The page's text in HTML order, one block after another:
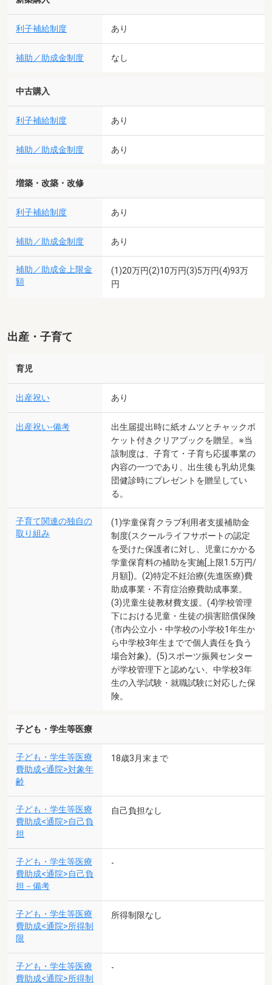
利子補給制度 あり
補助／助成金制度 なし
中古購入
利子補給制度 あり
補助／助成金制度 あり
増築・改築・改修
利子補給制度 あり
補助／助成金制度 あり
補助／助成金上限金
額
(1)20万円(2)10万円(3)5万円(4)93万
円
出産・子育て
育児
出産祝い あり
出産祝い-備考
出生届提出時に紙オムツとチャックポ
ケット付きクリアブックを贈呈。※当
該制度は、子育て・子育ち応援事業の
内容の一つであり、出生後も乳幼児集
団健診時にプレゼントを贈呈してい
る。
子育て関連の独自の
取り組み
(1)学童保育クラブ利用者支援補助金
制度(スクールライフサポートの認定
を受けた保護者に対し、児童にかかる
学童保育料の補助を実施[上限1.5万円/
月額])。(2)特定不妊治療(先進医療)費
助成事業・不育症治療費助成事業。
(3)児童生徒教材費支援。(4)学校管理
下における児童・生徒の損害賠償保険
(市内公立小・中学校の小学校1年生か
ら中学校3年生までで個人責任を負う
場合対象)。(5)スポーツ振興センター
が学校管理下と認めない、中学校3年
生の入学試験・就職試験に対応した保
険。
子ども・学生等医療
子ども・学生等医療
費助成<通院>対象年
齢
18歳3月末まで
子ども・学生等医療
費助成<通院>自己負
担
自己負担なし
子ども・学生等医療
費助成<通院>自己負
担－備考
-
子ども・学生等医療
費助成<通院>所得制
限
所得制限なし
子ども・学生等医療
費助成<通院>所得制
-